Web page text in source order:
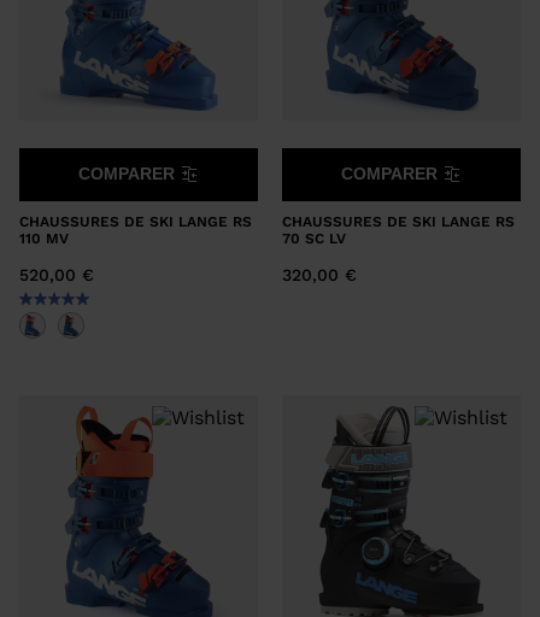
CHAUSSURES DE SKI LANGE RS
110 MV
520,00 €
COMPARER
CHAUSSURES DE SKI LANGE RS
70 SC LV
320,00 €
COMPARER